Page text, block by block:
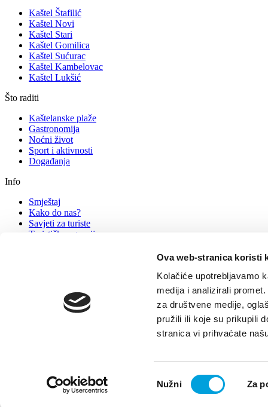
Ova web-stranica koristi
Kolačiće upotrebljavamo
medija i analizirali
za društvene medije,
pružili ili koje su prikupili
stranica vi prihvaćate
pristanka
Nužni Za
Kaštel Štafilić
Kaštel Novi
Kaštel Stari
Kaštel Gomilica
Kaštel Sućurac
Kaštel Kambelovac
Kaštel Lukšić
Što raditi
Kaštelanske plaže
Gastronomija
Noćni život
Sport i aktivnosti
Događanja
Info
Smještaj
Kako do nas?
Savjeti za turiste
Turističke agencije
Dokumenti
Pravo na pristup informacijama